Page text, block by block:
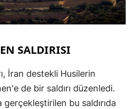
SALDIRISI
İran destekli Husilerin
de bir saldırı düzenledi.
gerçekleştirilen bu saldırıda